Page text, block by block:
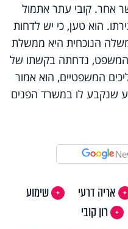
אחר. קובי עתר אתמול
הוא טען, כי יש לדחות
הנוכחית היא ממשלת
המשפט, נדחתה בקשתו של
המשפטיים, הוא אמור
שנקבע לו במשרד הפנים
אריה דרעי
שימוע
רון קובי